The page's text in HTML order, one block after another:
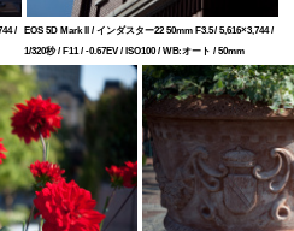
/
EOS 5D Mark II / インダスター22 50mm F3.5 / 5,616×3,744 /
1/320秒 / F11 / -0.67EV / ISO100 / WB:オート / 50mm